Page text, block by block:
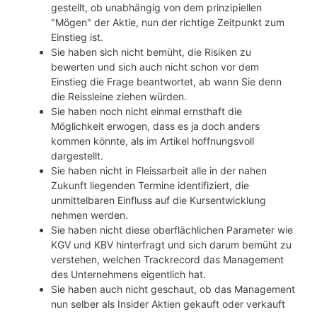
gestellt, ob unabhängig von dem prinzipiellen
"Mögen" der Aktie, nun der richtige Zeitpunkt zum
Einstieg ist.
Sie haben sich nicht bemüht, die Risiken zu
bewerten und sich auch nicht schon vor dem
Einstieg die Frage beantwortet, ab wann Sie denn
die Reissleine ziehen würden.
Sie haben noch nicht einmal ernsthaft die
Möglichkeit erwogen, dass es ja doch anders
kommen könnte, als im Artikel hoffnungsvoll
dargestellt.
Sie haben nicht in Fleissarbeit alle in der nahen
Zukunft liegenden Termine identifiziert, die
unmittelbaren Einfluss auf die Kursentwicklung
nehmen werden.
Sie haben nicht diese oberflächlichen Parameter wie
KGV und KBV hinterfragt und sich darum bemüht zu
verstehen, welchen Trackrecord das Management
des Unternehmens eigentlich hat.
Sie haben auch nicht geschaut, ob das Management
nun selber als Insider Aktien gekauft oder verkauft